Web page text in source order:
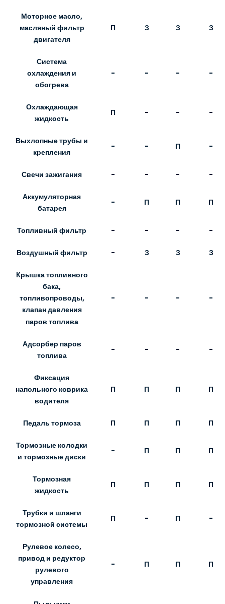
Моторное масло,
масляный фильтр
двигателя
П З З З
Система
охлаждения и
обогрева
- - - -
Охлаждающая
жидкость
П - - -
Выхлопные трубы и
крепления
- - П -
Свечи зажигания - - - -
Аккумуляторная
батарея
- П П П
Топливный фильтр - - - -
Воздушный фильтр - З З З
Крышка топливного
бака,
топливопроводы,
клапан давления
паров топлива
- - - -
Адсорбер паров
топлива
- - - -
Фиксация
напольного коврика
водителя
П П П П
Педаль тормоза П П П П
Тормозные колодки
и тормозные диски
- П П П
Тормозная
жидкость
П П П П
Трубки и шланги
тормозной системы
П - П -
Рулевое колесо,
привод и редуктор
рулевого
управления
- П П П